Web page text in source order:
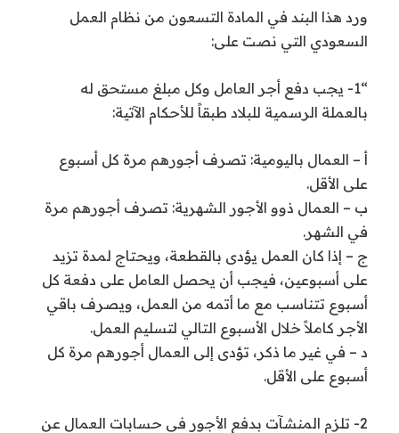
ورد هذا البند في المادة التسعون من نظام العمل
السعودي التي نصت على:
“1- يجب دفع أجر العامل وكل مبلغ مستحق له
بالعملة الرسمية للبلاد طبقاً للأحكام الآتية:
أ – العمال باليومية: تصرف أجورهم مرة كل أسبوع
على الأقل.
ب – العمال ذوو الأجور الشهرية: تصرف أجورهم مرة
في الشهر.
ج – إذا كان العمل يؤدى بالقطعة، ويحتاج لمدة تزيد
على أسبوعين، فيجب أن يحصل العامل على دفعة كل
أسبوع تتناسب مع ما أتمه من العمل، ويصرف باقي
الأجر كاملاً خلال الأسبوع التالي لتسليم العمل.
د – في غير ما ذكر، تؤدى إلى العمال أجورهم مرة كل
أسبوع على الأقل.
2- تلزم المنشآت بدفع الأجور في حسابات العمال عن